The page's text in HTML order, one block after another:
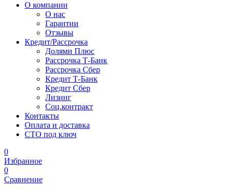
О компании
О нас
Гарантии
Отзывы
Кредит/Рассрочка
Долями Плюс
Рассрочка Т-Банк
Рассрочка Сбер
Кредит Т-Банк
Кредит Сбер
Лизинг
Соц.контракт
Контакты
Оплата и доставка
СТО под ключ
0
Избранное
0
Сравнение